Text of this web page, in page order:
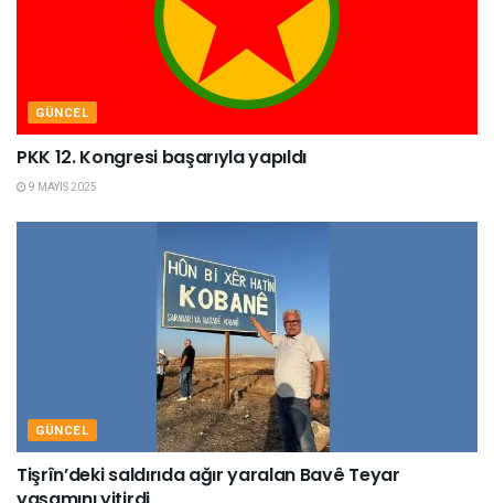
GÜNCEL
PKK 12. Kongresi başarıyla yapıldı
9 MAYIS 2025
GÜNCEL
Tişrîn’deki saldırıda ağır yaralan Bavê Teyar